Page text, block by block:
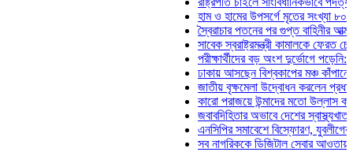
হাম ও হামের উপসর্গে মৃতের সংখ্যা ৮০০ ছাড়াল
স্বৈরাচার পতনের পর গুপ্ত বাহিনীর আত্মপ্রকাশ:
সাবেক স্বরাষ্ট্রমন্ত্রী কামালকে ফেরত চেয়ে
পরীক্ষার্থীদের বড় অংশ দুর্ভোগে পড়েনি: ড.
ঢাকায় আসছেন বিশ্বকাপের মঞ্চ কাঁপানো সেই
জাতীয় বৃক্ষমেলা উদ্বোধন করলেন প্রধানমন্ত্রী
কারো পরাজয়ে উন্মাদের মতো উল্লাস করতে হয়
জবাবদিহিতার অভাবে দেশের স্বাস্থ্যখাত নানা
এনসিপির সমাবেশে বিস্ফোরণ, যুবলীগের দুই
সব নাগরিককে ডিজিটাল সেবার আওতায় আনতে